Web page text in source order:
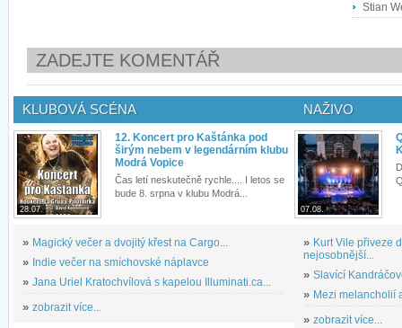
Stian
ZADEJTE KOMENTÁŘ
KLUBOVÁ SCÉNA
28.07.
12. Koncert pro Kaštánka pod
širým nebem v legendárním klubu
Modrá Vopice
Čas letí neskutečně rychle.... I letos se
bude 8. srpna v klubu Modrá...
» Magický večer a dvojitý křest na Cargo...
» Indie večer na smíchovské náplavce
» Jana Uriel Kratochvílová s kapelou Illuminati.ca...
» zobrazit více...
NAŽIVO
07.08.
» Kurt Vile přiveze
nejosobnější...
» Slavící
» Mezi melancholií
» zobrazit více...